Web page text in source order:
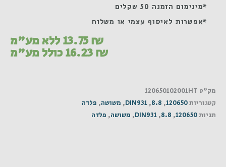
*מינימום הזמנה 50 שקלים
*אפשרות לאיסוף עצמי או משלוח
13.75₪ ללא מע"מ
16.23₪ כולל מע"מ
מק"ט 120650102001HT
קטגוריות120650
,
8.8
,
DIN931
, משושה, פלדה
תגיות120650
,
8.8
,
DIN931
, משושה, פלדה